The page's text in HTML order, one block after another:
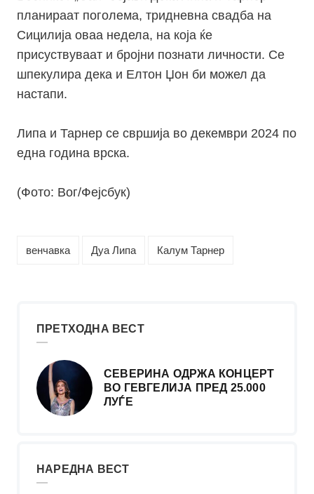
планираат поголема, тридневна свадба на
Сицилија оваа недела, на која ќе
присуствуваат и бројни познати личности. Се
шпекулира дека и Елтон Џон би можел да
настапи.
Липа и Тарнер се свршија во декември 2024 по
една година врска.
(Фото: Вог/Фејсбук)
венчавка Дуа Липа Калум Тарнер
ПРЕТХОДНА ВЕСТ
СЕВЕРИНА ОДРЖА КОНЦЕРТ
ВО ГЕВГЕЛИЈА ПРЕД 25.000
ЛУЃЕ
НАРЕДНА ВЕСТ